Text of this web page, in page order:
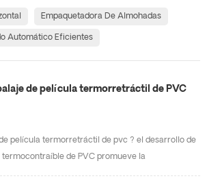
colocar otro en la mesa inicial para iniciar el
Empaquetadora De Almohadas
Automático Eficientes
de película termorretráctil de PVC
película termorretráctil de pvc ? el desarrollo de
termocontraíble de PVC promueve la
el campo de embalaje de productos